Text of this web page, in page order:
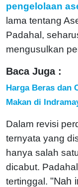
pengelolaan
lama tentang
Padahal,
mengusulkan
Baca Juga :
Harga Beras dan
Makan di
Dalam revisi
ternyata yang
hanya salah
dicabut.
tertinggal. "Nah